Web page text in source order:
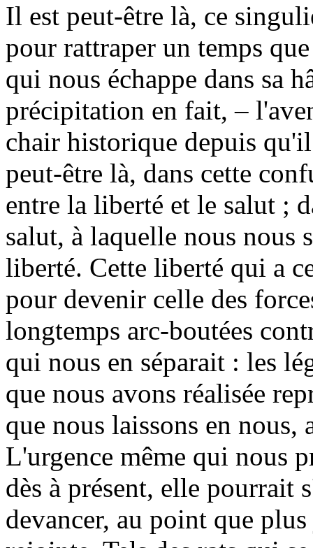
Il est peut-être là, ce
pour rattraper un temps
qui nous échappe dans sa
précipitation en fait, –
chair historique depuis
peut-être là, dans cette
entre la liberté et le salut ;
salut, à laquelle nous nous
liberté. Cette liberté qui a
pour devenir celle des
longtemps arc-boutées
qui nous en séparait : les
que nous avons réalisée
que nous laissons en
L'urgence même qui nous
dès à présent, elle pourrait
devancer, au point que